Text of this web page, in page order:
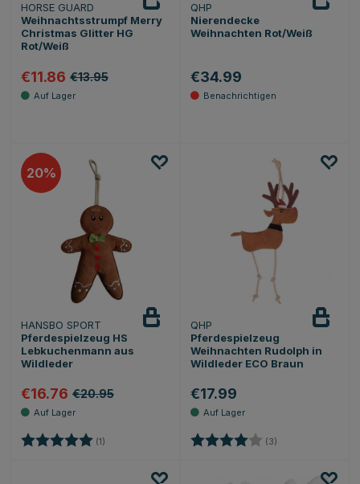
HORSE GUARD
Weihnachtsstrumpf Merry
Christmas Glitter HG
Rot/Weiß
€11.86 €13.95
QHP
Nierendecke
Weihnachten Rot/Weiß
€34.99
20
HANSBO SPORT
Pferdespielzeug HS
Lebkuchenmann aus
Wildleder
€16.76 €20.95
Bewertung: (1)
QHP
Pferdespielzeug
Weihnachten Rudolph in
Wildleder ECO Braun
€17.99
Bewertung: (3)